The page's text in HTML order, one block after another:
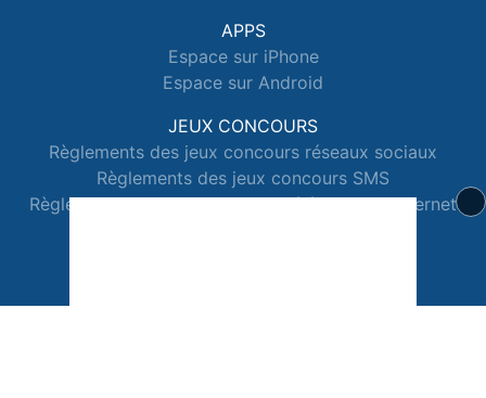
APPS
Espace sur iPhone
Espace sur Android
JEUX CONCOURS
Règlements des jeux concours réseaux sociaux
Règlements des jeux concours SMS
Règlements des jeux concours téléphone et internet